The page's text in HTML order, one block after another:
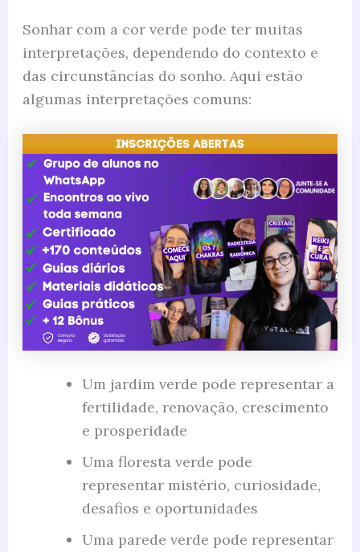
Sonhar com a cor verde pode ter muitas
interpretações, dependendo do contexto e
das circunstâncias do sonho. Aqui estão
algumas interpretações comuns:
Um jardim verde pode representar a
fertilidade, renovação, crescimento
e prosperidade
Uma floresta verde pode
representar mistério, curiosidade,
desafios e oportunidades
Uma parede verde pode representar